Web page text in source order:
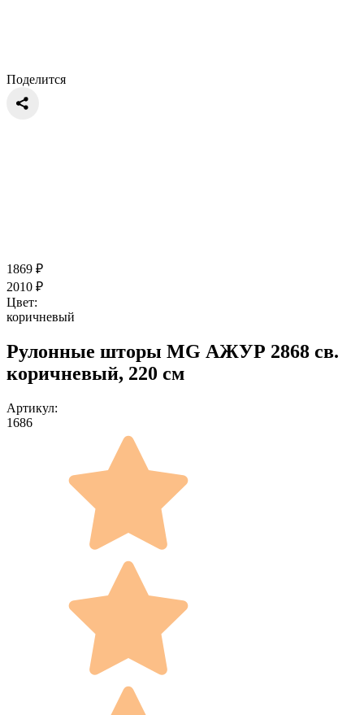
Поделится
1869 ₽
2010 ₽
Цвет:
коричневый
Рулонные шторы MG АЖУР 2868 св.
коричневый, 220 см
Артикул:
1686